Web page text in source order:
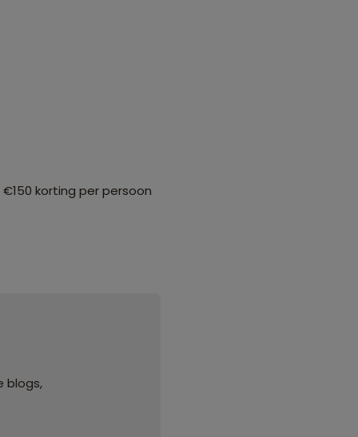
korting per persoon
blogs,